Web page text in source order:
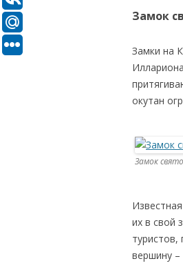
Замок
Замки на
окутан
Замок
их в свой
туристов,
вершину –